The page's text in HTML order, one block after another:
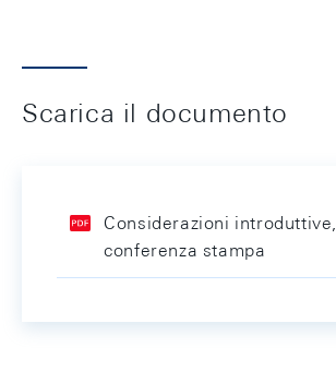
Scarica il documento
Considerazioni introduttive,
conferenza stampa